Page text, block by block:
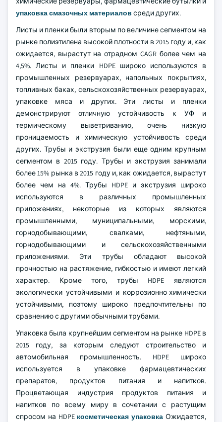
упаковка смазочных материалов среди других.
Листы и пленки были вторым по величине сегментом на
рынке полиэтилена высокой плотности в 2015 году и, как
ожидается, вырастут на отрадном CAGR более чем на
4,5%. Листы и пленки HDPE широко используются в
промышленных резервуарах, напольных покрытиях,
топливных баках, сельскохозяйственных резервуарах,
упаковке мяса и других. Эти листы и пленки
демонстрируют отличную устойчивость к УФ и
термическому выветриванию, очень низкую
проницаемость и химическую устойчивость среди
других. Трубы и экструзия были еще одним крупным
сегментом в 2015 году. Трубы и экструзия занимали
более 15% рынка в 2015 году и, как ожидается, вырастут
более чем на 4%. Трубы HDPE и экструзия широко
используются в различных промышленных
приложениях, некоторые из которых являются
промышленными, муниципальными, морскими,
горнодобывающими, свалками, нефтяными,
горнодобывающими и сельскохозяйственными
приложениями. Эти трубы обладают высокой
прочностью на растяжение, гибкостью и имеют легкий
характер. Кроме того, трубы HDPE являются
экологически устойчивыми и коррозионно-химически
устойчивыми, поэтому широко предпочтительны по
сравнению с другими обычными трубами.
Упаковка была крупнейшим сегментом на рынке HDPE в
2015 году, за которым следуют строительство и
автомобильная промышленность. HDPE широко
используется в упаковке фармацевтических
препаратов, продуктов питания и напитков.
Процветающая индустрия продуктов питания и
напитков по всему миру в сочетании с растущим
спросом на HDPE косметическая упаковка Ожидается,